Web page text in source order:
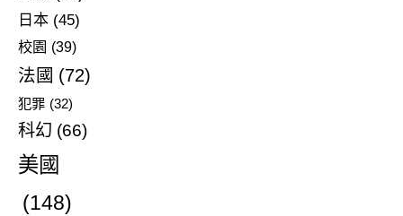
日本 (45)
校園 (39)
法國 (72)
犯罪 (32)
科幻 (66)
美國
(148)